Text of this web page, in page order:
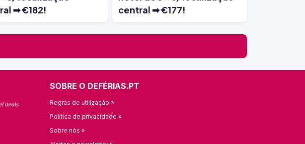
➡ €182!
central ➡ €177!
SOBRE O DEFÉRIAS.PT
Regras de utilização »
Política de privacidade »
Sobre nós »